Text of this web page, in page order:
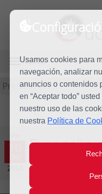
Usamos cookies para
navegación, analizar
anuncios o contenidos
en “Aceptar todo”
nuestro uso de las
nuestra Política de
MENÚ
Predicación
L M X
2014
Evangelio
Vigésimo séptima